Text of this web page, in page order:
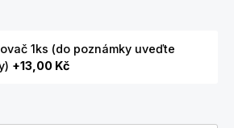
1ks (do poznámky uveďte
+13,00 Kč